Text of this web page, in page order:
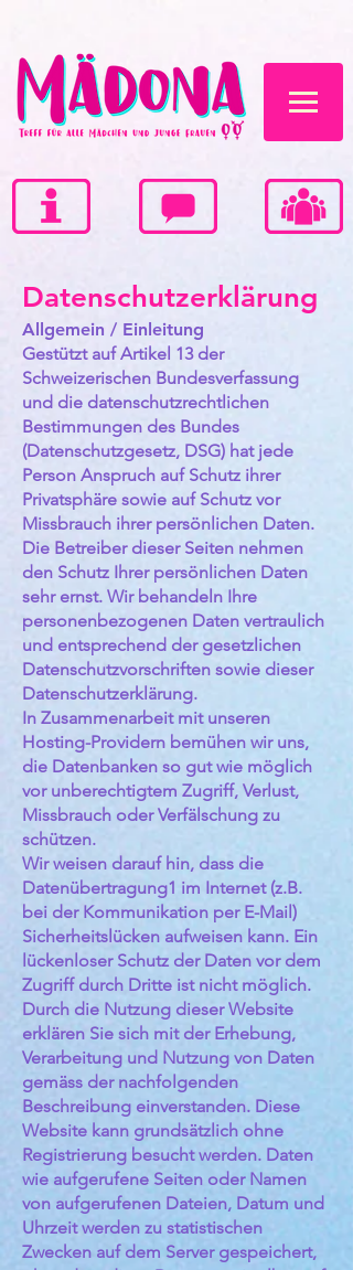
Datenschutzerklärung
Allgemein / Einleitung
Gestützt auf Artikel 13 der
Schweizerischen Bundesverfassung
und die datenschutzrechtlichen
Bestimmungen des Bundes
(Datenschutzgesetz, DSG) hat jede
Person Anspruch auf Schutz ihrer
Privatsphäre sowie auf Schutz vor
Missbrauch ihrer persönlichen Daten.
Die Betreiber dieser Seiten nehmen
den Schutz Ihrer persönlichen Daten
sehr ernst. Wir behandeln Ihre
personenbezogenen Daten vertraulich
und entsprechend der gesetzlichen
Datenschutzvorschriften sowie dieser
Datenschutzerklärung.
In Zusammenarbeit mit unseren
Hosting-Providern bemühen wir uns,
die Datenbanken so gut wie möglich
vor unberechtigtem Zugriff, Verlust,
Missbrauch oder Verfälschung zu
schützen.
Wir weisen darauf hin, dass die
Datenübertragung1 im Internet (z.B.
bei der Kommunikation per E-Mail)
Sicherheitslücken aufweisen kann. Ein
lückenloser Schutz der Daten vor dem
Zugriff durch Dritte ist nicht möglich.
Durch die Nutzung dieser Website
erklären Sie sich mit der Erhebung,
Verarbeitung und Nutzung von Daten
gemäss der nachfolgenden
Beschreibung einverstanden. Diese
Website kann grundsätzlich ohne
Registrierung besucht werden. Daten
wie aufgerufene Seiten oder Namen
von aufgerufenen Dateien, Datum und
Uhrzeit werden zu statistischen
Zwecken auf dem Server gespeichert,